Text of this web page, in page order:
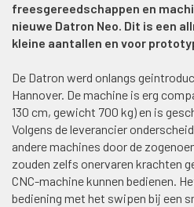
freesgereedschappen en
nieuwe Datron Neo. Dit is een
kleine aantallen en voor
De Datron werd onlangs
Hannover. De machine is erg
130 cm, gewicht 700 kg) en is
Volgens de leverancier
andere machines door de
zouden zelfs onervaren krachten
CNC-machine kunnen bedienen.
bediening met het swipen bij een